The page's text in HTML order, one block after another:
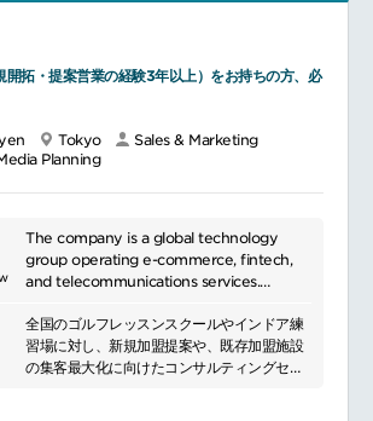
開拓・提案営業の経験3年以上）をお持ちの方、必
Tokyo
Sales & Marketing
Planning
The company is a global technology
group operating e-commerce, fintech,
and telecommunications services.
online shopping, payments, banking,
securities, and mobile communications.
Leveraging a shared membership
全国のゴルフレッスンスクールやインドア練
習場に対し、新規加盟提案や、既存加盟施設
の集客最大化に向けたコンサルティングセー